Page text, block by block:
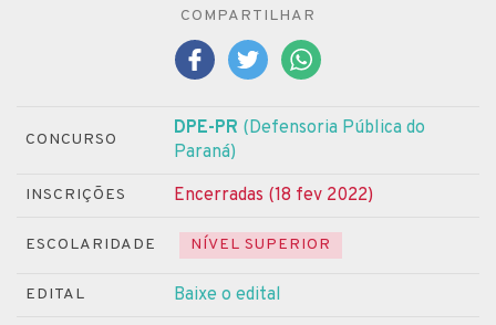
COMPARTILHAR
CONCURSO
DPE-PR (Defensoria Pública do
Paraná)
INSCRIÇÕES Encerradas (18 fev 2022)
ESCOLARIDADE NÍVEL SUPERIOR
EDITAL Baixe o edital